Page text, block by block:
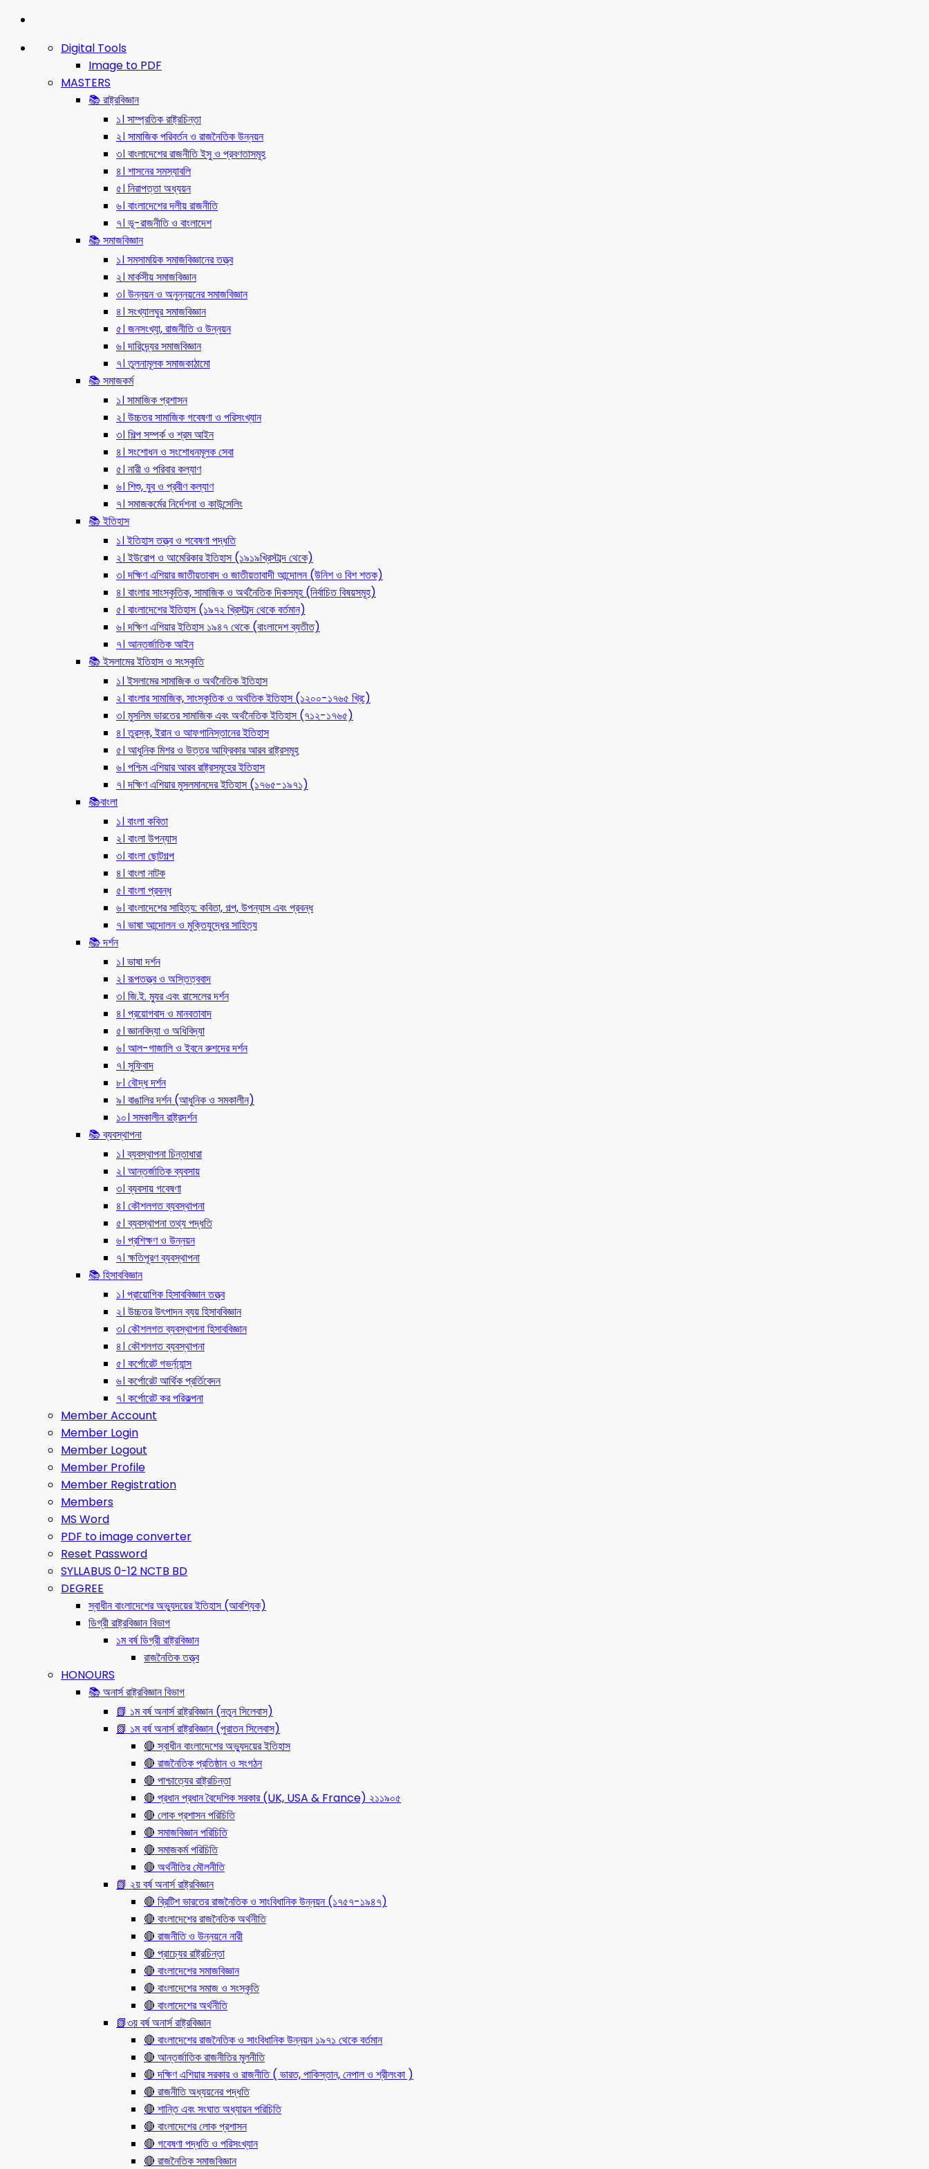
Digital Tools
Image to PDF
MASTERS
📚 রাষ্ট্রবিজ্ঞান
১। সাম্প্রতিক রাষ্ট্রচিন্তা
২। সামাজিক পরিবর্তন ও রাজনৈতিক উন্নয়ন
৩। বাংলাদেশের রাজনীতি ইসু ও প্রবণতাসমূহ
৪। শাসনের সমস্যাবলি
৫। নিরাপত্তা অধ্যয়ন
৬। বাংলাদেশের দলীয় রাজনীতি
৭। ভূ-রাজনীতি ও বাংলাদেশ
📚 সমাজবিজ্ঞান
১। সমসাময়িক সমাজবিজ্ঞানের তত্ত্ব
২। মার্কসীয় সমাজবিজ্ঞান
৩। উন্নয়ন ও অনুন্নয়নের সমাজবিজ্ঞান
৪। সংখ্যালঘুর সমাজবিজ্ঞান
৫। জনসংখ্যা, রাজনীতি ও উন্নয়ন
৬। দারিদ্র্যের সমাজবিজ্ঞান
৭। তুলনামূলক সমাজকাঠামো
📚 সমাজকর্ম
১। সামাজিক প্রশাসন
২। উচ্চতর সামাজিক গবেষণা ও পরিসংখ্যান
৩। শিল্প সম্পর্ক ও শ্রম আইন
৪। সংশোধন ও সংশোধনমূলক সেবা
৫। নারী ও পরিবার কল্যাণ
৬। শিশু, যুব ও প্রবীণ কল্যাণ
৭। সমাজকর্মের নির্দেশনা ও কাউন্সেলিং
📚 ইতিহাস
১। ইতিহাস তত্ত্ব ও গবেষণা পদ্ধতি
২। ইউরোপ ও আমেরিকার ইতিহাস (১৯১৯খ্রিস্টাব্দ থেকে)
৩। দক্ষিণ এশিয়ার জাতীয়তাবাদ ও জাতীয়তাবাদী আন্দোলন (উনিশ ও বিশ শতক)
৪। বাংলার সাংস্কৃতিক, সামাজিক ও অর্থনৈতিক দিকসমূহ (নির্বাচিত বিষয়সমূহ)
৫। বাংলাদেশের ইতিহাস (১৯৭২ খ্রিস্টাব্দ থেকে বর্তমান)
৬। দক্ষিণ এশিয়ার ইতিহাস ১৯৪৭ থেকে (বাংলাদেশ ব্যতীত)
৭। আন্তর্জাতিক আইন
📚 ইসলামের ইতিহাস ও সংস্কৃতি
১। ইসলামের সামাজিক ও অর্থনৈতিক ইতিহাস
২। বাংলার সামাজিক, সাংস্কৃতিক ও অর্থতিক ইতিহাস (১২০০-১৭৬৫ খ্রি:)
৩। মুসলিম ভারতের সামাজিক এবং অর্থনৈতিক ইতিহাস (৭১২-১৭৬৫)
৪। তুরস্ক, ইরান ও আফগানিস্তানের ইতিহাস
৫। আধুনিক মিশর ও উত্তর আফ্রিকার আরব রাষ্ট্রসমূহ
৬। পশ্চিম এশিয়ার আরব রাষ্ট্রসমূহের ইতিহাস
৭। দক্ষিণ এশিয়ার মুসলমানদের ইতিহাস (১৭৬৫-১৯৭১)
📚বাংলা
১। বাংলা কবিতা
২। বাংলা উপন্যাস
৩। বাংলা ছোটগল্প
৪। বাংলা নাটক
৫। বাংলা প্রবন্ধ
৬। বাংলাদেশের সাহিত্য: কবিতা, গল্প, উপন্যাস এবং প্রবন্ধ
৭। ভাষা আন্দোলন ও মুক্তিযুদ্ধের সাহিত্য
📚 দর্শন
১। ভাষা দর্শন
২। রূপতত্ত্ব ও অস্তিত্ববাদ
৩। জি.ই. ম্যুর এবং রাসেলের দর্শন
৪। প্রয়োগবাদ ও মানবতাবাদ
৫। জ্ঞানবিদ্যা ও অধিবিদ্যা
৬। আল-গাজালি ও ইবনে রুশদের দর্শন
৭। সুফিবাদ
৮। বৌদ্ধ দর্শন
৯। বাঙালির দর্শন (আধুনিক ও সমকালীন)
১০। সমকালীন রাষ্ট্রদর্শন
📚 ব্যবস্থাপনা
১। ব্যবস্থাপনা চিন্তাধারা
২। আন্তর্জাতিক ব্যবসায়
৩। ব্যবসায় গবেষণা
৪। কৌশলগত ব্যবস্থাপনা
৫। ব্যবস্থাপনা তথ্য পদ্ধতি
৬। প্রশিক্ষণ ও উন্নয়ন
৭। ক্ষতিপূরণ ব্যবস্থাপনা
📚 হিসাববিজ্ঞান
১। প্রায়োগিক হিসাববিজ্ঞান তত্ত্ব
২। উচ্চতর উৎপাদন ব্যয় হিসাববিজ্ঞান
৩। কৌশলগত ব্যবস্থাপনা হিসাববিজ্ঞান
৪। কৌশলগত ব্যবস্থাপনা
৫। কর্পোরেট গভর্ন্য্যান্স
৬। কর্পোরেট আর্থিক প্রর্তিবেদন
৭। কর্পোরেট কর পরিকল্পনা
Member Account
Member Login
Member Logout
Member Profile
Member Registration
Members
MS Word
PDF to image converter
Reset Password
SYLLABUS 0-12 NCTB BD
DEGREE
স্বাধীন বাংলাদেশের অভ্যুদয়ের ইতিহাস (আবশ্যিক)
ডিগ্রী রাষ্ট্রবিজ্ঞান বিভাগ
১ম বর্ষ ডিগ্রী রাষ্ট্রবিজ্ঞান
রাজনৈতিক তত্ত্ব
HONOURS
📚 অনার্স রাষ্ট্রবিজ্ঞান বিভাগ
📗 ১ম বর্ষ অনার্স রাষ্ট্রবিজ্ঞান (নতুন সিলেবাস)
📗 ১ম বর্ষ অনার্স রাষ্ট্রবিজ্ঞান (পুরাতন সিলেবাস)
🔴 স্বাধীন বাংলাদেশের অভ্যুদয়ের ইতিহাস
🔴 রাজনৈতিক প্রতিষ্ঠান ও সংগঠন
🔴 পাশ্চাত্যের রাষ্ট্রচিন্তা
🔴 প্রধান প্রধান বৈদেশিক সরকার (UK, USA & France) ২১১৯০৫
🔴 লোক প্রশাসন পরিচিতি
🔴 সমাজবিজ্ঞান পরিচিতি
🔴 সমাজকর্ম পরিচিতি
🔴 অর্থনীতির মৌলনীতি
📗 ২য় বর্ষ অনার্স রাষ্ট্রবিজ্ঞান
🔴 ব্রিটিশ ভারতের রাজনৈতিক ও সাংবিধানিক উন্নয়ন (১৭৫৭-১৯৪৭)
🔴 বাংলাদেশের রাজনৈতিক অর্থনীতি
🔴 রাজনীতি ও উন্নয়নে নারী
🔴 প্রাচ্যের রাষ্ট্রচিন্তা
🔴 বাংলাদেশের সমাজবিজ্ঞান
🔴 বাংলাদেশের সমাজ ও সংস্কৃতি
🔴 বাংলাদেশের অর্থনীতি
📗৩য় বর্ষ অনার্স রাষ্ট্রবিজ্ঞান
🔴 বাংলাদেশের রাজনৈতিক ও সাংবিধানিক উন্নয়ন ১৯৭১ থেকে বর্তমান
🔴 আন্তর্জাতিক রাজনীতির মূলনীতি
🔴 দক্ষিণ এশিয়ার সরকার ও রাজনীতি ( ভারত, পাকিস্তান, নেপাল ও শ্রীলংকা )
🔴 রাজনীতি অধ্যয়নের পদ্ধতি
🔴 শান্তি এবং সংঘাত অধ্যায়ন পরিচিতি
🔴 বাংলাদেশের লোক প্রশাসন
🔴 গবেষণা পদ্ধতি ও পরিসংখ্যান
🔴 রাজনৈতিক সমাজবিজ্ঞান